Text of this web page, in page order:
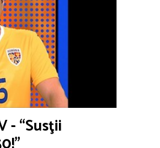
- “Susţii